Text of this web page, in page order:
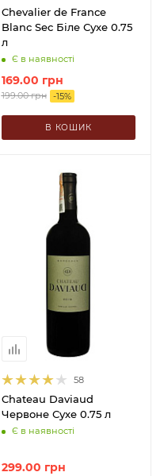
Chevalier de France
Blanc Sec Біле Сухе 0.75
л
Є в наявності
169.00 грн
199.00грн -15%
В КОШИК
58
Chateau Daviaud
Червоне Сухе 0.75 л
Є в наявності
299.00 грн